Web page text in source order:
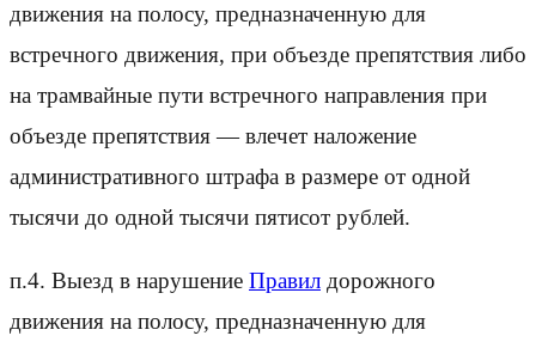
движения на полосу, предназначенную для
встречного движения, при объезде препятствия либо
на трамвайные пути встречного направления при
объезде препятствия — влечет наложение
административного штрафа в размере от одной
тысячи до одной тысячи пятисот рублей.
п.4. Выезд в нарушение Правил дорожного
движения на полосу, предназначенную для